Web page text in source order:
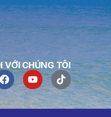
VỚI CHÚNG TÔI